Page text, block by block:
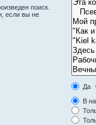
поиск.
если вы не
Да
В